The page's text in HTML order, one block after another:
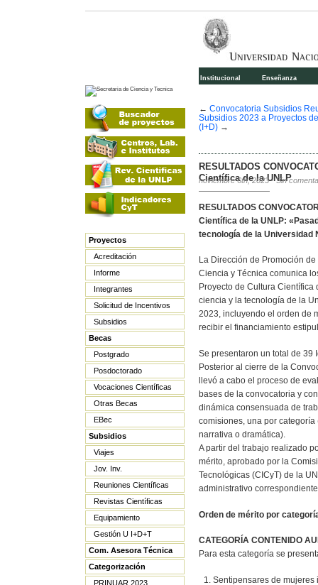
Institucional Enseñanza
Proyectos
Acreditación
Informe
Integrantes
Solicitud de Incentivos
Subsidios
Becas
Postgrado
Posdoctorado
Vocaciones Científicas
Otras Becas
EBec
Subsidios
Viajes
Jov. Inv.
Reuniones Científicas
Revistas Científicas
Equipamiento
Gestión U I+D+T
Com. Asesora Técnica
Categorización
PRINUAR 2023
← Convocatoria Subsidios
Subsidios 2023 a Proyectos
(I+D) →
RESULTADOS
Científica de la UNLP
noviembre 6th, 2023·Sin
RESULTADOS
Científica de la UNLP:
tecnología de la Universidad
La Dirección de Promoción
Ciencia y Técnica comunica
Proyecto de Cultura
ciencia y la tecnología de la
2023, incluyendo el orden de
recibir el financiamiento
Se presentaron un total de 39
Posterior al cierre de la
llevó a cabo el proceso de
bases de la convocatoria y
dinámica consensuada de
comisiones, una por
narrativa o dramática).
A partir del trabajo realizado
mérito, aprobado por la
Tecnológicas (CICyT) de la
administrativo
Orden de mérito por
CATEGORÍA CONTENIDO
Para esta categoría se
Sentipensares de mujeres